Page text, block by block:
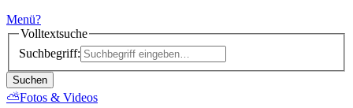
Menü?
Volltextsuche
Suchbegriff:
Suchen
⛅Fotos & Videos